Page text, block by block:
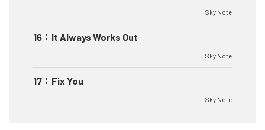
Sky Note
16 ： It Always Works Out
Sky Note
17 ： Fix You
Sky Note